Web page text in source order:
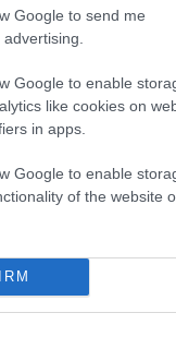
Google to send me
Google to enable
like cookies on
in apps.
Google to enable
of the website
-A modern randizás
, online